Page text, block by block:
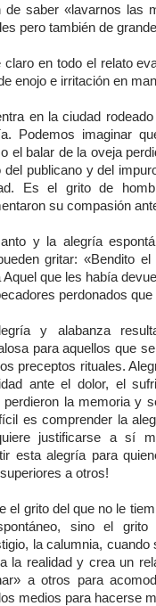
de saber «lavarnos las
pero también de
en todo el relato
enojo e irritación en
en la ciudad
Podemos imaginar
el balar de la oveja
del publicano y del
Es el grito de
su compasión
y la alegría
gritar: «Bendito
Aquel que les había
perdonados
y alabanza
para aquellos que
preceptos rituales.
ante el dolor, el
perdieron la memoria y
es comprender la
justificarse a sí
esta alegría para
a otros!
el grito del que no le
sino el
la calumnia,
la realidad y crea un
a otros para
medios para hacerse